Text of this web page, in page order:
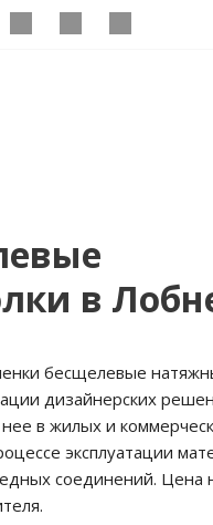
в
бесщелевые
дизайнерских
в жилых и
эксплуатации
соединений. Цена